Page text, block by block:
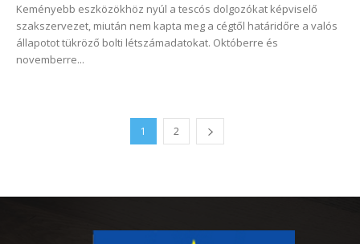
Keményebb eszközökhöz nyúl a tescós dolgozókat képviselő
szakszervezet, miután nem kapta meg a cégtől határidőre a valós
állapotot tükröző bolti létszámadatokat. Októberre és
novemberre...
1 2